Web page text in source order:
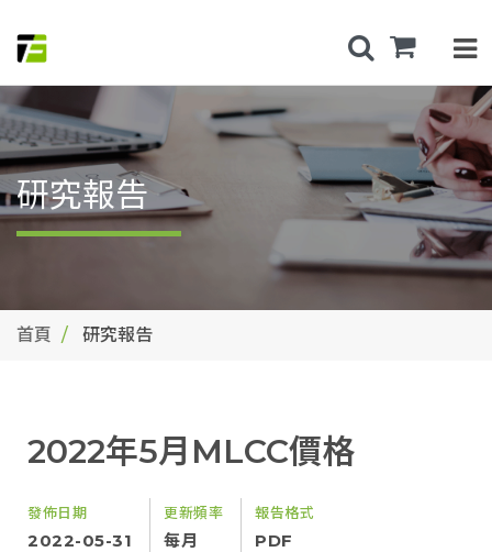
研究報告
首頁 研究報告
2022年5月MLCC價格
發佈日期
2022-05-31
更新頻率
每月
報告格式
PDF